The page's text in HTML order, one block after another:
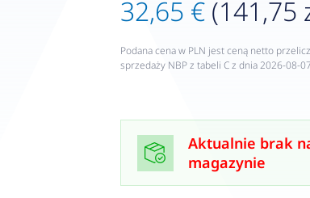
32,65 € (141,75
Podana cena w PLN jest ceną netto
sprzedaży NBP z tabeli C z dnia 2026-08-07
Aktualnie brak
magazynie